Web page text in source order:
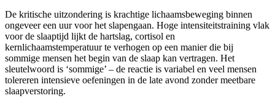
De kritische uitzondering is krachtige lichaamsbeweging binnen
ongeveer een uur voor het slapengaan. Hoge intensiteitstraining vlak
voor de slaaptijd lijkt de hartslag, cortisol en
kernlichaamstemperatuur te verhogen op een manier die bij
sommige mensen het begin van de slaap kan vertragen. Het
sleutelwoord is ‘sommige’ – de reactie is variabel en veel mensen
tolereren intensieve oefeningen in de late avond zonder meetbare
slaapverstoring.